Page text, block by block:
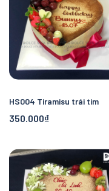
HS004 Tiramisu trái tim
350.000₫